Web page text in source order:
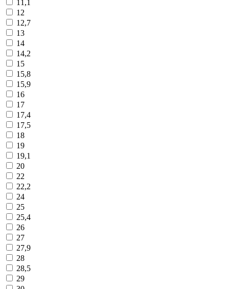
11,1
12
12,7
13
14
14,2
15
15,8
15,9
16
17
17,4
17,5
18
19
19,1
20
22
22,2
24
25
25,4
26
27
27,9
28
28,5
29